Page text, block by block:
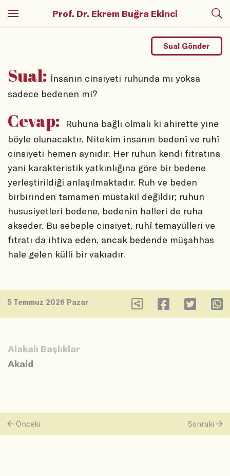
Prof. Dr. Ekrem Buğra Ekinci
Sual: İnsanın cinsiyeti ruhunda mı yoksa
sadece bedenen mi?
Sual Gönder
Cevap:
Ruhuna bağlı olmalı ki ahirette yine
böyle olunacaktır. Nitekim insanın bedenî ve ruhî
cinsiyeti hemen aynıdır. Her ruhun kendi fıtratına
yani karakteristik yatkınlığına göre bir bedene
yerleştirildiği anlaşılmaktadır. Ruh ve beden
birbirinden tamamen müstakil değildir; ruhun
hususiyetleri bedene, bedenin halleri de ruha
akseder. Bu sebeple cinsiyet, ruhî temayülleri ve
fıtratı da ihtiva eden, ancak bedende müşahhas
hale gelen külli bir vakıadır.
5 Temmuz 2026 Pazar
Alakalı Başlıklar
Akaid
Önceki Sonraki